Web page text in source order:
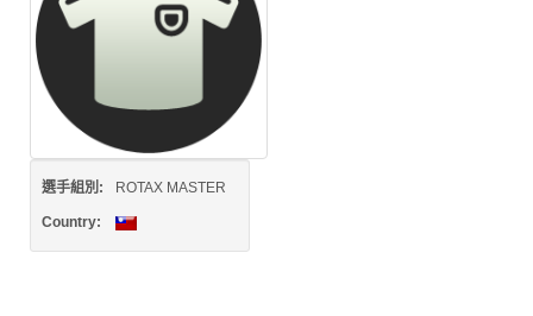
選手組別: ROTAX MASTER
Country: